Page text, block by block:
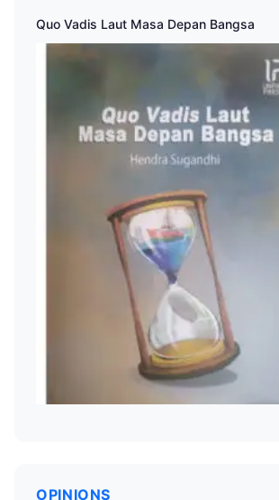
Quo Vadis Laut Masa Depan Bangsa
OPINIONS